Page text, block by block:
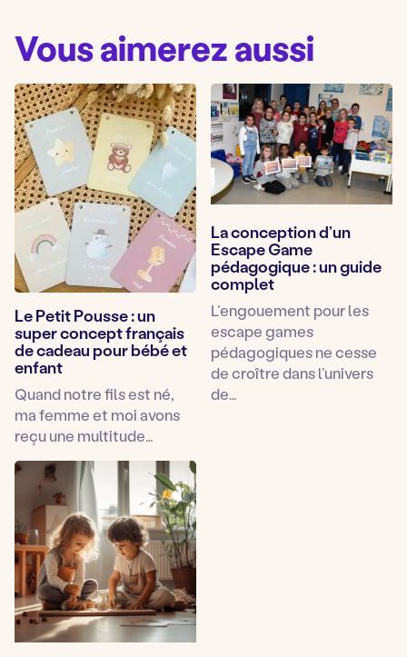
Vous aimerez aussi
Le Petit Pousse : un
super concept français
de cadeau pour bébé et
enfant
Quand notre fils est né,
ma femme et moi avons
reçu une multitude…
La conception d’un
Escape Game
pédagogique : un guide
complet
L’engouement pour les
escape games
pédagogiques ne cesse
de croître dans l’univers
de…